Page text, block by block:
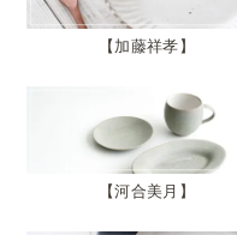
加藤祥孝
河合美月